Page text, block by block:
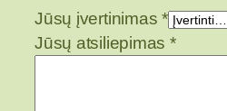
p
u
m
Jūsų įvertinimas*
Jūsų atsiliepimas*